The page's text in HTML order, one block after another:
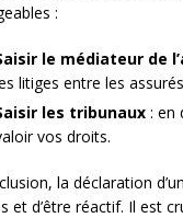
:
le médiateur de
litiges entre les
les tribunaux : en
vos droits.
la déclaration
et d’être réactif. Il est